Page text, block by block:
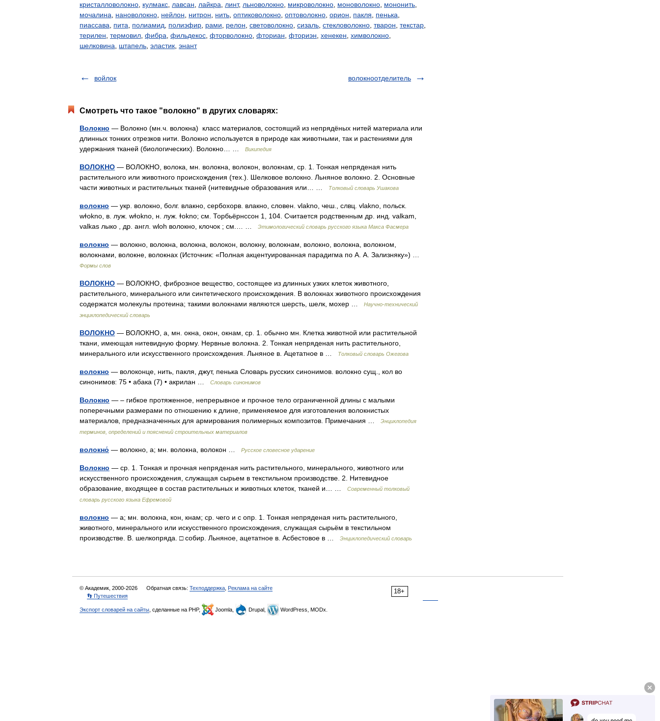
кристалловолокно кулмакс лавсан лайкра линт, льноволокно микроволокно моноволокно мононить
мочалина
нановолокно нейлон нитрон нить оптиковолокно оптоволокно орион пакля пенька
пиассава
пита полиамид полиэфир рами релон световолокно сизаль стекловолокно тварон текстар
терилен термовил фибра фильдекос фторволокно фториан фториэн хенекен химволокно
шелковина
штапель эластик энант
войлок волокноотделитель
Смотреть что такое "волокно" в других словарях:
Волокно — Волокно (мн.ч. волокна) класс материалов, состоящий из непрядёных нитей материала или
длинных тонких отрезков нити. Волокно используется в природе как животными, так и растениями для
удержания тканей (биологических). Волокно… …
Википедия
ВОЛОКНО — ВОЛОКНО, волока, мн. волокна, волокон, волокнам, ср. 1. Тонкая непряденая нить
растительного или животного происхождения (тех.). Шелковое волокно. Льняное волокно. 2. Основные
части животных и растительных тканей (нитевидные образования или… …
Толковый словарь Ушакова
волокно — укр. волокно, болг. влакно, сербохорв. влакно, словен. vlakno, чеш., слвц. vlakno, польск.
wɫokno, в. луж. wɫokno, н. луж. ɫokno; см. Торбьёрнссон 1, 104. Считается родственным др. инд. valkam,
valkas лыко , др. англ. wloh волокно, клочок ; см.… …
Этимологический словарь русского языка Макса Фасмера
волокно — волокно, волокна, волокна, волокон, волокну, волокнам, волокно, волокна, волокном,
волокнами, волокне, волокнах (Источник: «Полная акцентуированная парадигма по А. А. Зализняку») …
Формы слов
ВОЛОКНО — ВОЛОКНО, фиброзное вещество, состоящее из длинных узких клеток животного,
растительного, минерального или синтетического происхождения. В волокнах животного происхождения
содержатся молекулы протеина; такими волокнами являются шерсть, шелк, мохер …
Научно-технический
энциклопедический словарь
ВОЛОКНО — ВОЛОКНО, а, мн. окна, окон, окнам, ср. 1. обычно мн. Клетка животной или растительной
ткани, имеющая нитевидную форму. Нервные волокна. 2. Тонкая непряденая нить растительного,
минерального или искусственного происхождения. Льняное в. Ацетатное в …
Толковый словарь Ожегова
волокно — волоконце, нить, пакля, джут, пенька Словарь русских синонимов. волокно сущ., кол во
синонимов: 75 • абака (7) • акрилан …
Словарь синонимов
Волокно — – гибкое протяженное, непрерывное и прочное тело ограниченной длины с малыми
поперечными размерами по отношению к длине, применяемое для изготовления волокнистых
материалов, предназначенных для армирования полимерных композитов. Примечания …
Энциклопедия
терминов, определений и пояснений строительных материалов
волокно́ — волокно, а; мн. волокна, волокон … Русское словесное ударение
Волокно — ср. 1. Тонкая и прочная непряденая нить растительного, минерального, животного или
искусственного происхождения, служащая сырьем в текстильном производстве. 2. Нитевидное
образование, входящее в состав растительных и животных клеток, тканей и… …
Современный толковый
словарь русского языка Ефремовой
волокно — а; мн. волокна, кон, кнам; ср. чего и с опр. 1. Тонкая непряденая нить растительного,
животного, минерального или искусственного происхождения, служащая сырьём в текстильном
производстве. В. шелкопряда. □ собир. Льняное, ацетатное в. Асбестовое в …
Энциклопедический словарь
18+
© Академик, 2000-2026 Обратная связь: Техподдержка Реклама на сайте
👣 Путешествия
Экспорт словарей на сайты , сделанные на PHP, Joomla, Drupal, WordPress, MODx.